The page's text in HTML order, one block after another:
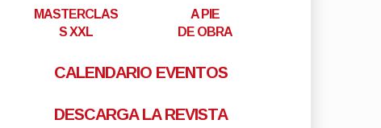
MASTERCLAS
S XXL
A PIE
DE OBRA
CALENDARIO EVENTOS
DESCARGA LA REVISTA